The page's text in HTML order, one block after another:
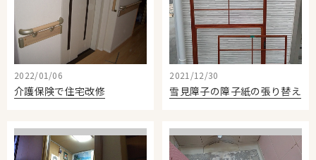
2022/01/06
介護保険で住宅改修
2021/12/30
雪見障子の障子紙の張り替え